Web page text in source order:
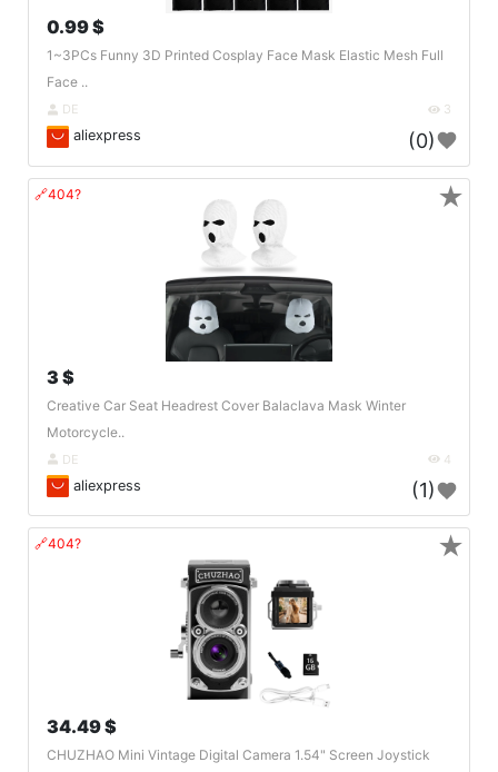
0.99 $
1~3PCs Funny 3D Printed Cosplay Face Mask Elastic Mesh Full
Face ..
DE 3
aliexpress (0)
🔗404?
3 $
Creative Car Seat Headrest Cover Balaclava Mask Winter
Motorcycle..
DE 4
aliexpress (1)
★
🔗404?
34.49 $
CHUZHAO Mini Vintage Digital Camera 1.54" Screen Joystick
★